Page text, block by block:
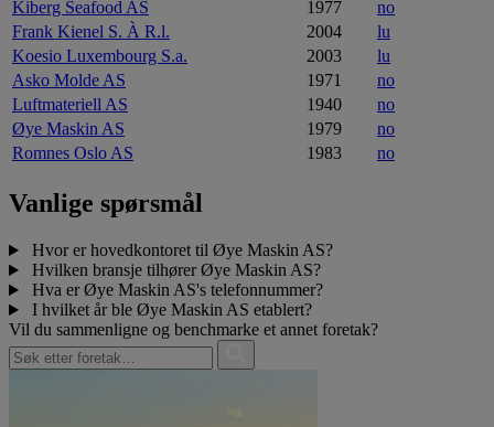
Kiberg Seafood AS
1977
no
Frank Kienel S. À R.l.
2004
lu
Koesio Luxembourg S.a.
2003
lu
Asko Molde AS
1971
no
Luftmateriell AS
1940
no
Øye Maskin AS
1979
no
Romnes Oslo AS
1983 no
Vanlige spørsmål
Hvor er hovedkontoret til Øye Maskin AS?
Hvilken bransje tilhører Øye Maskin AS?
Hva er Øye Maskin AS's telefonnummer?
I hvilket år ble Øye Maskin AS etablert?
Vil du sammenligne og benchmarke et annet foretak?